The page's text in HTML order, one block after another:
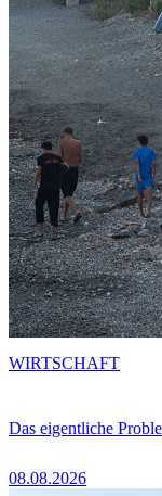
Das eigentliche
08.08.2026
WIRTSCHAFT